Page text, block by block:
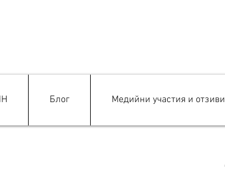
Блог Медийни участия и отзиви